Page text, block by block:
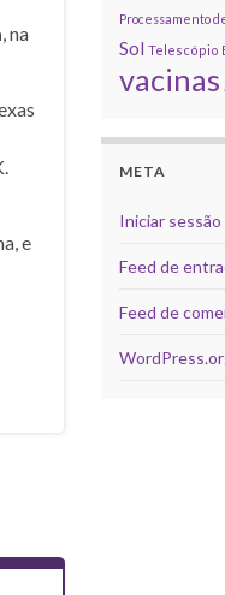
, na
e
Processamento
Sol Telescópio
vacinas
META
Iniciar sessão
Feed de
Feed de